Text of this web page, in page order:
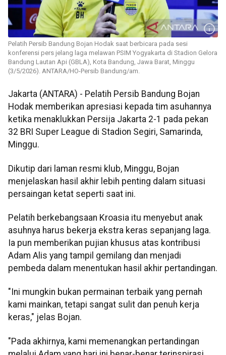
Pelatih Persib Bandung Bojan Hodak saat berbicara pada sesi
konferensi pers jelang laga melawan PSIM Yogyakarta di Stadion Gelora
Bandung Lautan Api (GBLA), Kota Bandung, Jawa Barat, Minggu
(3/5/2026). ANTARA/HO-Persib Bandung/am.
Jakarta (ANTARA) - Pelatih Persib Bandung Bojan
Hodak memberikan apresiasi kepada tim asuhannya
ketika menaklukkan Persija Jakarta 2-1 pada pekan
32 BRI Super League di Stadion Segiri, Samarinda,
Minggu.
Dikutip dari laman resmi klub, Minggu, Bojan
menjelaskan hasil akhir lebih penting dalam situasi
persaingan ketat seperti saat ini.
Pelatih berkebangsaan Kroasia itu menyebut anak
asuhnya harus bekerja ekstra keras sepanjang laga.
Ia pun memberikan pujian khusus atas kontribusi
Adam Alis yang tampil gemilang dan menjadi
pembeda dalam menentukan hasil akhir pertandingan.
"Ini mungkin bukan permainan terbaik yang pernah
kami mainkan, tetapi sangat sulit dan penuh kerja
keras," jelas Bojan.
"Pada akhirnya, kami memenangkan pertandingan